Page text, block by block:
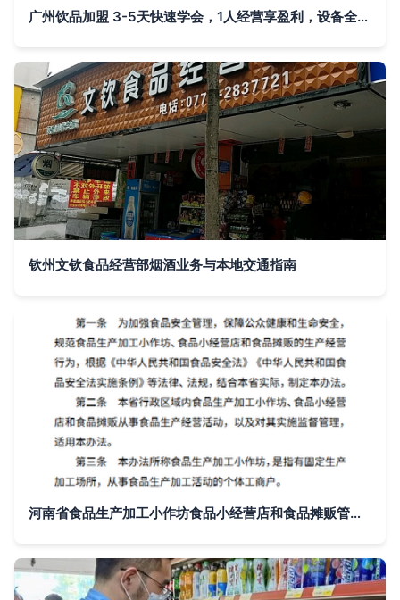
广州饮品加盟 3-5天快速学会，1人经营享盈利，设备全赠送
钦州文钦食品经营部烟酒业务与本地交通指南
河南省食品生产加工小作坊食品小经营店和食品摊贩管理办法